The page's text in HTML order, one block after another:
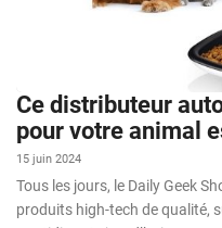
Ce distributeur
pour votre animal
15 juin 2024
Tous les jours, le Daily Geek
produits high-tech de qualité,